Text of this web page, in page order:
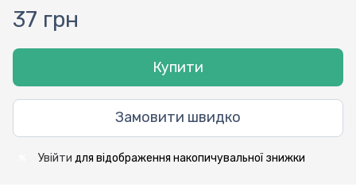
37 грн
Купити
Замовити швидко
Увійти для відображення накопичувальної знижки